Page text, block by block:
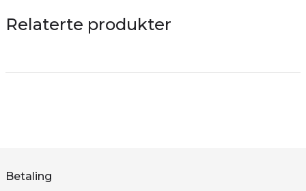
Relaterte produkter
Betaling